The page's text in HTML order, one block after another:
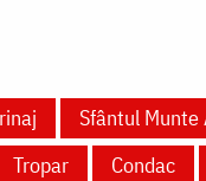
Sfântul Munte
Tropar Condac